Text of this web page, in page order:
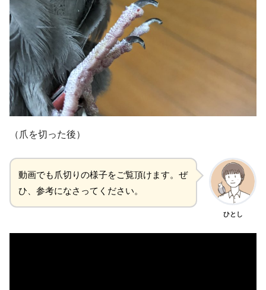
（爪を切った後）
動画でも爪切りの様子をご覧頂けます。ぜ
ひ、参考になさってください。
ひとし